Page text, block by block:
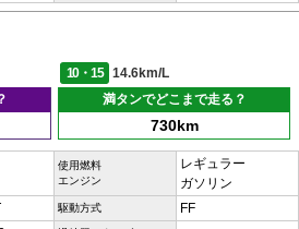
10・15
14.6km/L
満タンでどこまで走る？
730km
使用燃料
エンジン
レギュラー
ガソリン
駆動方式 FF